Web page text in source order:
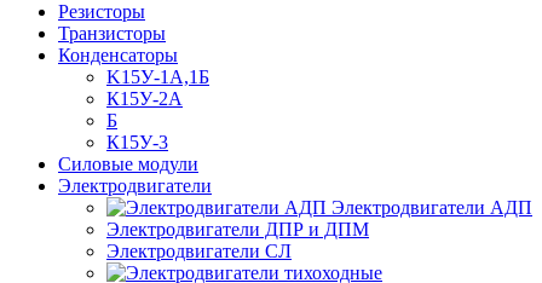
Резисторы
Транзисторы
Конденсаторы
K15У-1А,1Б
К15У-2А
Б
К15У-3
Силовые модули
Электродвигатели
Электродвигатели АДП
Электродвигатели ДПР и ДПМ
Электродвигатели СЛ